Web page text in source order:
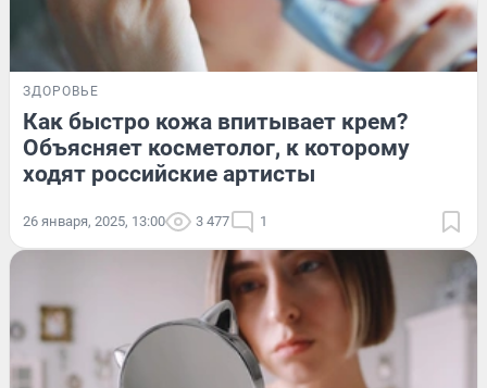
ЗДОРОВЬЕ
Как быстро кожа впитывает крем?
Объясняет косметолог, к которому
ходят российские артисты
26 января, 2025, 13:00 3 477 1